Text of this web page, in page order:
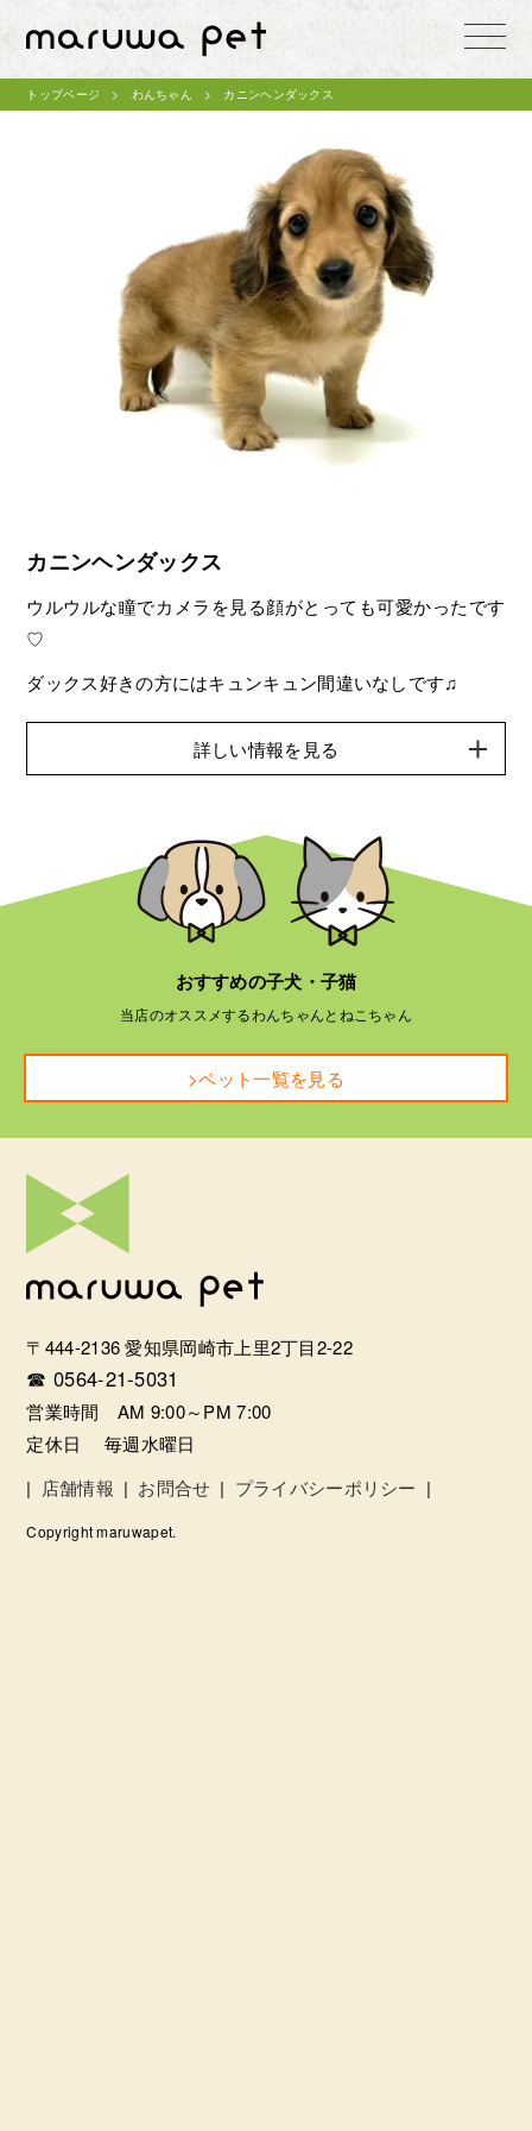
toggle
トップページ わんちゃん カニンヘンダックス
カニンヘンダックス
ウルウルな瞳でカメラを見る顔がとっても可愛かったです
♡
ダックス好きの方にはキュンキュン間違いなしです♫
詳しい情報を見る
おすすめの子犬・子猫
当店のオススメするわんちゃんとねこちゃん
>ペット一覧を見る
〒444-2136 愛知県岡崎市上里2丁目2-22
☎ 0564-21-5031
営業時間 AM 9:00～PM 7:00
定休日 毎週水曜日
| 店舗情報 | お問合せ | プライバシーポリシー |
Copyright maruwapet.